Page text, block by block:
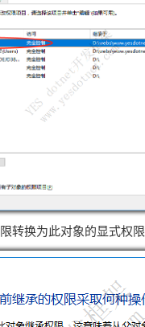
转换为此对象的显式权限